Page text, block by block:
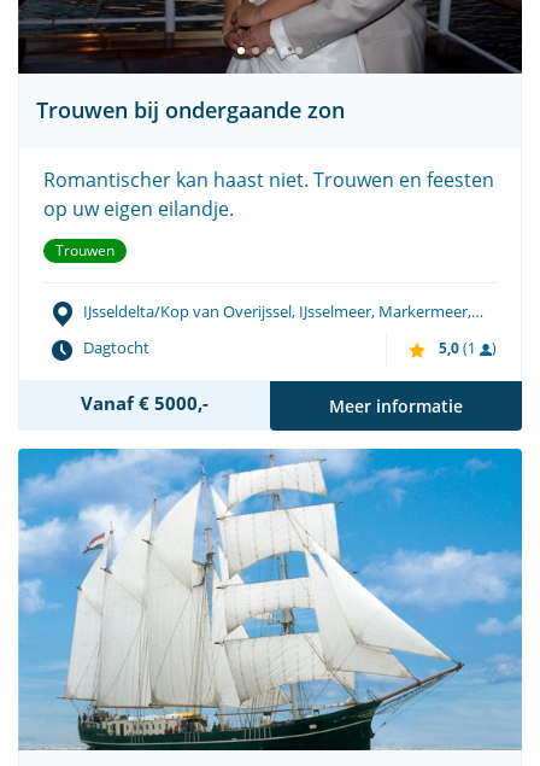
Trouwen bij ondergaande zon
Romantischer kan haast niet. Trouwen en feesten
op uw eigen eilandje.
Trouwen
IJsseldelta/Kop van Overijssel, IJsselmeer, Markermeer,
Waddenzee
Dagtocht 5,0(1 )
Vanaf € 5000,- Meer informatie